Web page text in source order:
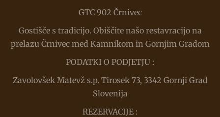
GTC 902 Črnivec
Gostišče s tradicijo. Obiščite našo restavracijo na
prelazu Črnivec med Kamnikom in Gornjim Gradom
PODATKI O PODJETJU :
Zavolovšek Matevž s.p. Tirosek 73, 3342 Gornji Grad
Slovenija
REZERVACIJE :